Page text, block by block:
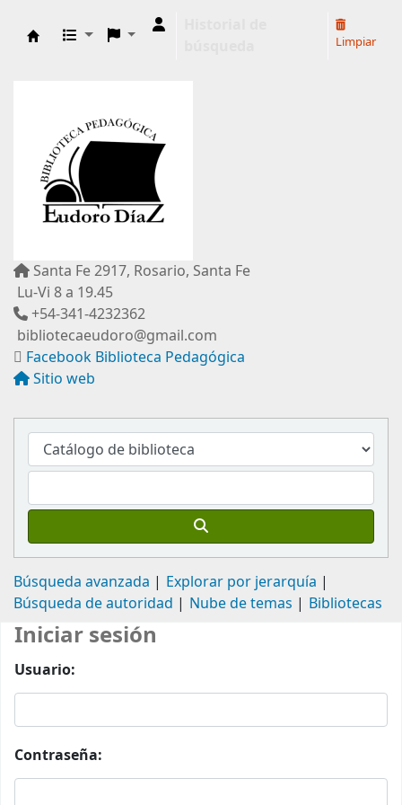
Limpiar
Santa Fe 2917, Rosario, Santa Fe
Lu-Vi 8 a 19.45
+54-341-4232362
bibliotecaeudoro@gmail.com
Facebook Biblioteca Pedagógica
Sitio web
Búsqueda avanzada
Explorar por jerarquía
Búsqueda de autoridad
Nube de temas Bibliotecas
Iniciar sesión
Usuario:
Contraseña: